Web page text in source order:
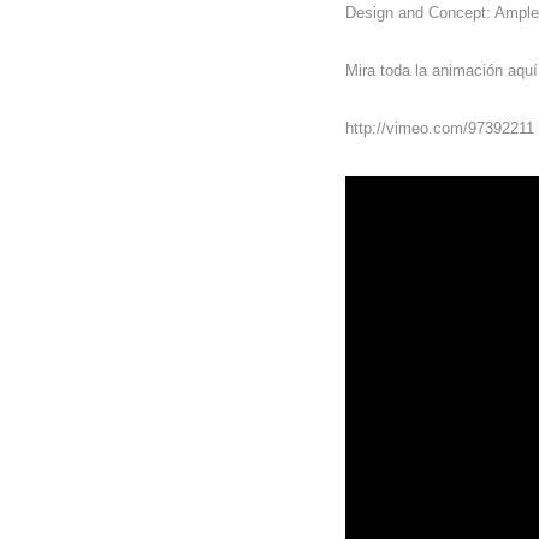
Design and Concept:
Mira toda la animación
http://vimeo.com/97392211